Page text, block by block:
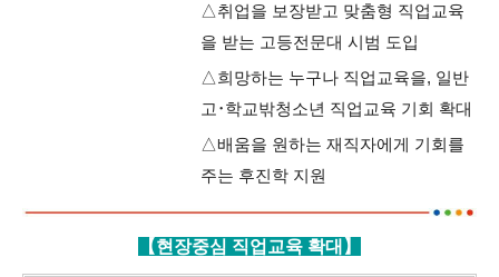
△취업을 보장받고 맞춤형 직업교육
을 받는 고등전문대 시범 도입
△희망하는 누구나 직업교육을, 일반
고･학교밖청소년 직업교육 기회 확대
△배움을 원하는 재직자에게 기회를
주는 후진학 지원
【현장중심 직업교육 확대】